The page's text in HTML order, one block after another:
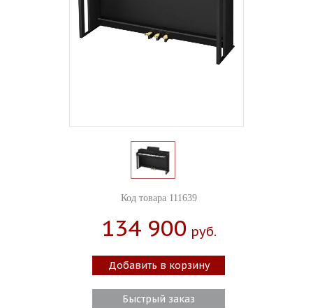
Код товара 111639
134 900 Руб.
Добавить в корзину
Быстрый заказ